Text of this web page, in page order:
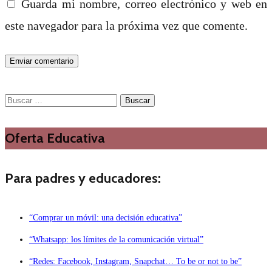
Guarda mi nombre, correo electrónico y web en
este navegador para la próxima vez que comente.
Buscar:
Oferta Educativa
Para padres y educadores:
“Comprar un móvil: una decisión educativa”
“Whatsapp: los límites de la comunicación virtual”
“Redes: Facebook, Instagram, Snapchat… To be or not to be”